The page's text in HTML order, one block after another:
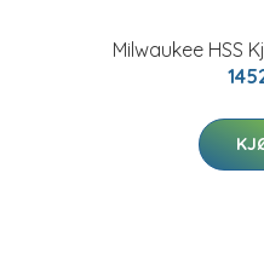
Milwaukee HSS